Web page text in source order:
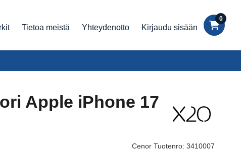
Tietoa meistä Yhteydenotto Kirjaudu sisään
0
Apple iPhone 17
Cenor Tuotenro: 3410007